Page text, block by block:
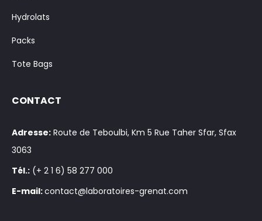
Hydrolats
Packs
Tote Bags
CONTACT
Adresse: Route de Teboulbi, Km 5 Rue Taher Sfar, Sfax
3063
Tél.: (+ 2 1 6) 58 277 000
E-mail:contact@laboratoires-grenat.com